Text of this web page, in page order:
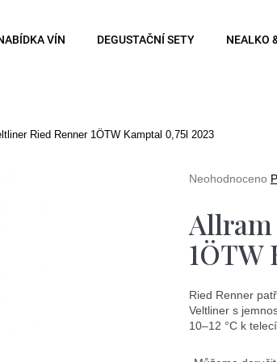
VÍN DEGUSTAČNÍ SETY NEALKO
Ried Renner 1ÖTW Kamptal 0,75l 2023
Průměrné
je
0,0
z
5
Neohodnoceno
Allram
1ÖTW
Ried Renner
Veltliner s
10–12 °C k